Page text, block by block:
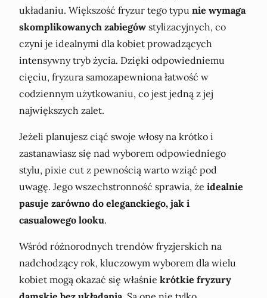
układaniu. Większość fryzur tego typu nie wymaga
skomplikowanych zabiegów stylizacyjnych, co
czyni je idealnymi dla kobiet prowadzących
intensywny tryb życia. Dzięki odpowiedniemu
cięciu, fryzura samozapewniona łatwość w
codziennym użytkowaniu, co jest jedną z jej
największych zalet.
Jeżeli planujesz ciąć swoje włosy na krótko i
zastanawiasz się nad wyborem odpowiedniego
stylu, pixie cut z pewnością warto wziąć pod
uwagę. Jego wszechstronność sprawia, że idealnie
pasuje zarówno do eleganckiego, jak i
casualowego looku.
Wśród różnorodnych trendów fryzjerskich na
nadchodzący rok, kluczowym wyborem dla wielu
kobiet mogą okazać się właśnie krótkie fryzury